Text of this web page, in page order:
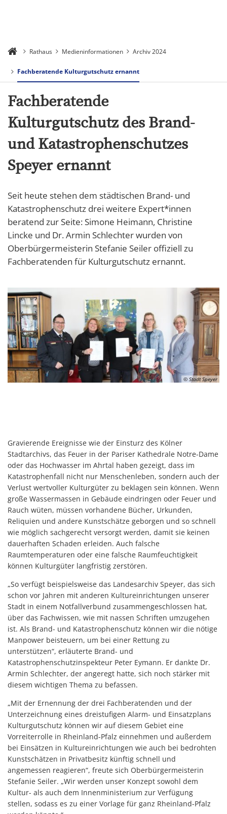
Rathaus Medieninformationen Archiv 2024
Fachberatende Kulturgutschutz ernannt
Fachberatende
Kulturgutschutz des Brand-
und Katastrophenschutzes
Speyer ernannt
Seit heute stehen dem städtischen Brand- und
Katastrophenschutz drei weitere Expert*innen
beratend zur Seite: Simone Heimann, Christine
Lincke und Dr. Armin Schlechter wurden von
Oberbürgermeisterin Stefanie Seiler offiziell zu
Fachberatenden für Kulturgutschutz ernannt.
© Stadt Speyer
Gravierende Ereignisse wie der Einsturz des Kölner
Stadtarchivs, das Feuer in der Pariser Kathedrale Notre-Dame
oder das Hochwasser im Ahrtal haben gezeigt, dass im
Katastrophenfall nicht nur Menschenleben, sondern auch der
Verlust wertvoller Kulturgüter zu beklagen sein können. Wenn
große Wassermassen in Gebäude eindringen oder Feuer und
Rauch wüten, müssen vorhandene Bücher, Urkunden,
Reliquien und andere Kunstschätze geborgen und so schnell
wie möglich sachgerecht versorgt werden, damit sie keinen
dauerhaften Schaden erleiden. Auch falsche
Raumtemperaturen oder eine falsche Raumfeuchtigkeit
können Kulturgüter langfristig zerstören.
„So verfügt beispielsweise das Landesarchiv Speyer, das sich
schon vor Jahren mit anderen Kultureinrichtungen unserer
Stadt in einem Notfallverbund zusammengeschlossen hat,
über das Fachwissen, wie mit nassen Schriften umzugehen
ist. Als Brand- und Katastrophenschutz können wir die nötige
Manpower beisteuern, um bei einer Rettung zu
unterstützen“, erläuterte Brand- und
Katastrophenschutzinspekteur Peter Eymann. Er dankte Dr.
Armin Schlechter, der angeregt hatte, sich noch stärker mit
diesem wichtigen Thema zu befassen.
„Mit der Ernennung der drei Fachberatenden und der
Unterzeichnung eines dreistufigen Alarm- und Einsatzplans
Kulturgutschutz können wir auf diesem Gebiet eine
Vorreiterrolle in Rheinland-Pfalz einnehmen und außerdem
bei Einsätzen in Kultureinrichtungen wie auch bei bedrohten
Kunstschätzen in Privatbesitz künftig schnell und
angemessen reagieren“, freute sich Oberbürgermeisterin
Stefanie Seiler. „Wir werden unser Konzept sowohl dem
Kultur- als auch dem Innenministerium zur Verfügung
stellen, sodass es zu einer Vorlage für ganz Rheinland-Pfalz